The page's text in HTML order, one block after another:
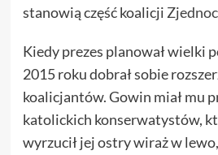
stanowią część koalicji
Kiedy prezes planował wielki
2015 roku dobrał sobie
koalicjantów. Gowin miał mu
katolickich konserwatystów,
wyrzucił jej ostry wiraż w